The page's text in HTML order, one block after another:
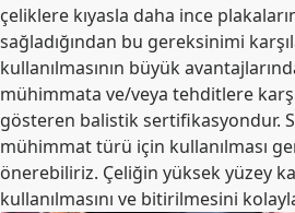
çeliklere kıyasla daha ince
sağladığından bu gereksinimi
kullanılmasının büyük
mühimmata ve/veya tehditlere
gösteren balistik sertifikasyondur.
mühimmat türü için kullanılması
önerebiliriz. Çeliğin yüksek yüzey
kullanılmasını ve bitirilmesini